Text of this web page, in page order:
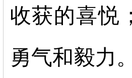
收获的喜悦
勇气和毅力